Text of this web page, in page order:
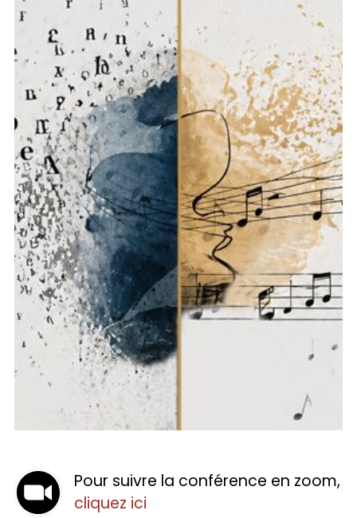
Pour suivre la conférence en zoom,
cliquez ici